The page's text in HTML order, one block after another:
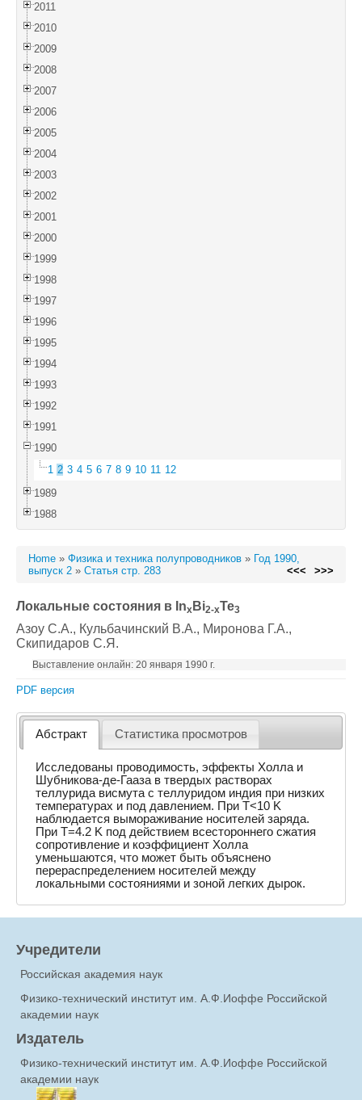
2011
2010
2009
2008
2007
2006
2005
2004
2003
2002
2001
2000
1999
1998
1997
1996
1995
1994
1993
1992
1991
1990
1 2 3 4 5 6 7 8 9 10 11 12
1989
1988
Home » Физика и техника полупроводников » Год 1990,
выпуск 2 » Статья стр. 283 <<< >>>
Локальные состояния в Inx Bi2-xTe3
Азоу С.А., Кульбачинский В.А., Миронова Г.А.,
Скипидаров С.Я.
Выставление онлайн: 20 января 1990 г.
PDF версия
Абстракт Статистика просмотров
Исследованы проводимость, эффекты Холла и
Шубникова-де-Гааза в твердых растворах
теллурида висмута с теллуридом индия при низких
температурах и под давлением. При T<10 K
наблюдается вымораживание носителей заряда.
При T=4.2 K под действием всестороннего сжатия
сопротивление и коэффициент Холла
уменьшаются, что может быть объяснено
перераспределением носителей между
локальными состояниями и зоной легких дырок.
Учредители
Российская академия наук
Физико-технический институт им. А.Ф.Иоффе Российской
академии наук
Издатель
Физико-технический институт им. А.Ф.Иоффе Российской
академии наук